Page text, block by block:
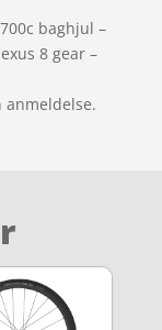
baghjul –
8 gear –
anmeldelse.